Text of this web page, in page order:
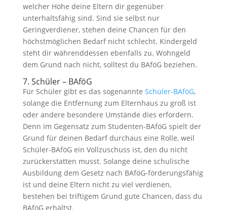
welcher Höhe deine Eltern dir gegenüber
unterhaltsfähig sind. Sind sie selbst nur
Geringverdiener, stehen deine Chancen für den
höchstmöglichen Bedarf nicht schlecht. Kindergeld
steht dir währenddessen ebenfalls zu. Wohngeld
dem Grund nach nicht, solltest du BAföG beziehen.
7. Schüler – BAföG
Für Schüler gibt es das sogenannte Schüler-BAföG,
solange die Entfernung zum Elternhaus zu groß ist
oder andere besondere Umstände dies erfordern.
Denn im Gegensatz zum Studenten-BAföG spielt der
Grund für deinen Bedarf durchaus eine Rolle, weil
Schüler-BAföG ein Vollzuschuss ist, den du nicht
zurückerstatten musst. Solange deine schulische
Ausbildung dem Gesetz nach BAföG-förderungsfähig
ist und deine Eltern nicht zu viel verdienen,
bestehen bei triftigem Grund gute Chancen, dass du
BAföG erhältst.